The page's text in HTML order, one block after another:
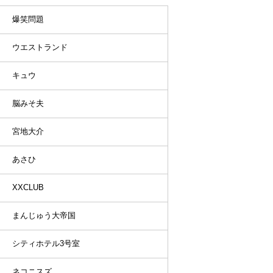
爆笑問題
ウエストランド
キュウ
脳みそ夫
宮地大介
あさひ
XXCLUB
まんじゅう大帝国
シティホテル3号室